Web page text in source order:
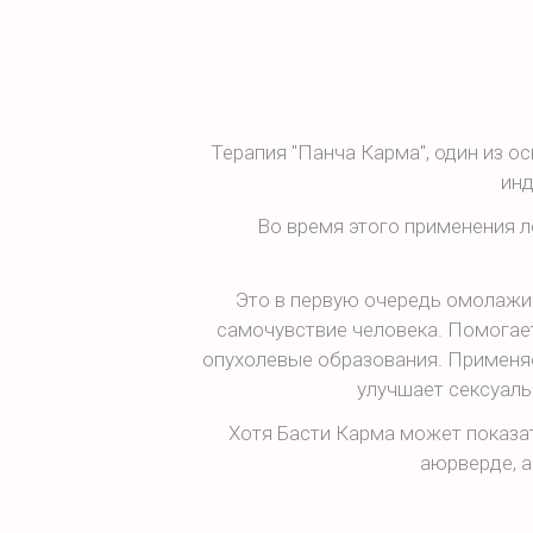
Терапия "Панча Карма", один из
Во время этого применения
Это в первую очередь
самочувствие человека.
опухолевые образования.
улучшает
Хотя Басти Карма может
аюрверде,